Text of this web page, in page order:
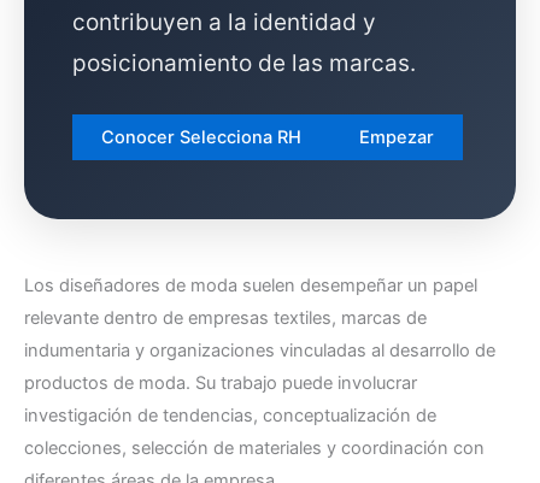
contribuyen a la identidad y
posicionamiento de las marcas.
Conocer Selecciona RH Empezar
Los diseñadores de moda suelen desempeñar un papel
relevante dentro de empresas textiles, marcas de
indumentaria y organizaciones vinculadas al desarrollo de
productos de moda. Su trabajo puede involucrar
investigación de tendencias, conceptualización de
colecciones, selección de materiales y coordinación con